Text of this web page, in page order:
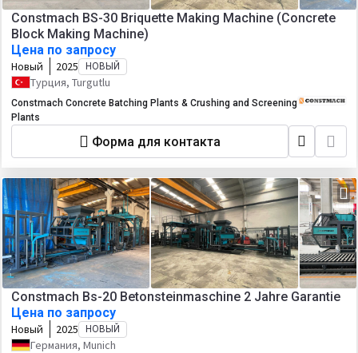
Constmach BS-30 Briquette Making Machine (Concrete
Block Making Machine)
Цена по запросу
Новый 2025 НОВЫЙ
Турция, Turgutlu
Constmach Concrete Batching Plants & Crushing and Screening
Plants
Форма для контакта
Constmach Bs-20 Betonsteinmaschine 2 Jahre Garantie
Цена по запросу
Новый 2025 НОВЫЙ
Германия, Munich